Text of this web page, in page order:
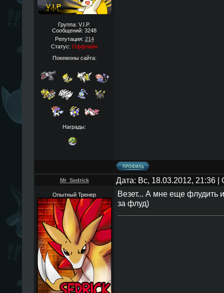
Группа: V.I.P.
Сообщений: 3248
Репутация: 214
Статус: Оффлайн
Покемоны сайта:
Награды:
Mr_Sedrick Дата: Вс, 18.03.2012, 21:36
Опытный Тренер
Везет... А мне еще флудить
за флуд)